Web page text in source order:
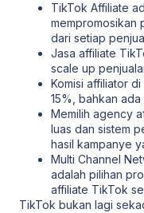
TikTok Affiliate
mempromosikan
dari setiap
Jasa affiliate
scale up
Komisi affiliator
15%, bahkan
Memilih agency
luas dan sistem
hasil kampanye
Multi Channel
adalah pilihan
affiliate TikTok
TikTok bukan lagi